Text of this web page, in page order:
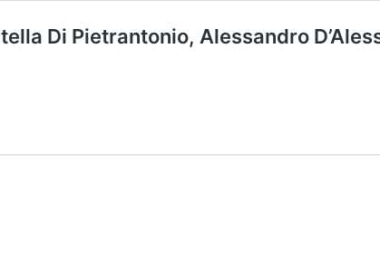
Di Pietrantonio, Alessandro